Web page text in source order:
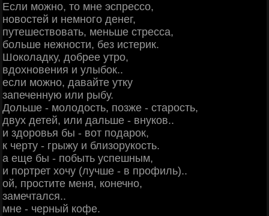
Если можно, то мне эспрессо,
новостей и немного денег,
путешествовать, меньше стресса,
больше нежности, без истерик.
Шоколадку, добрее утро,
вдохновения и улыбок..
если можно, давайте утку
запеченную или рыбу.
Дольше - молодость, позже - старость,
двух детей, или дальше - внуков..
и здоровья бы - вот подарок,
к черту - грыжу и близорукость.
а еще бы - побыть успешным,
и портрет хочу (лучше - в профиль)..
ой, простите меня, конечно,
замечтался..
мне - черный кофе.